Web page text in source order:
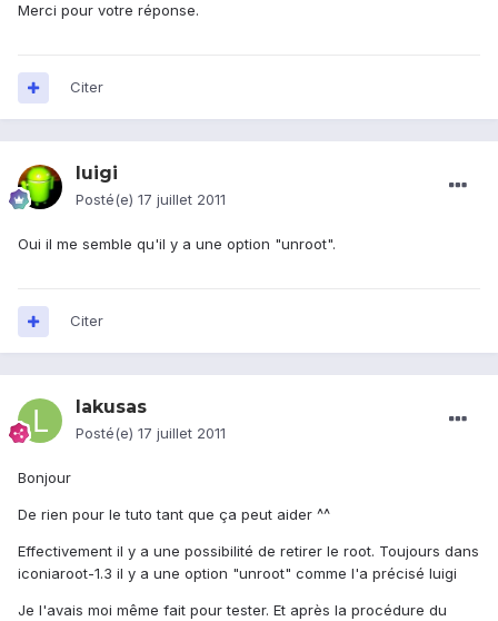
Merci pour votre réponse.
Citer
luigi
Posté(e) 17 juillet 2011
Oui il me semble qu'il y a une option "unroot".
Citer
lakusas
Posté(e) 17 juillet 2011
Bonjour
De rien pour le tuto tant que ça peut aider ^^
Effectivement il y a une possibilité de retirer le root. Toujours dans
iconiaroot-1.3 il y a une option "unroot" comme l'a précisé luigi
Je l'avais moi même fait pour tester. Et après la procédure du